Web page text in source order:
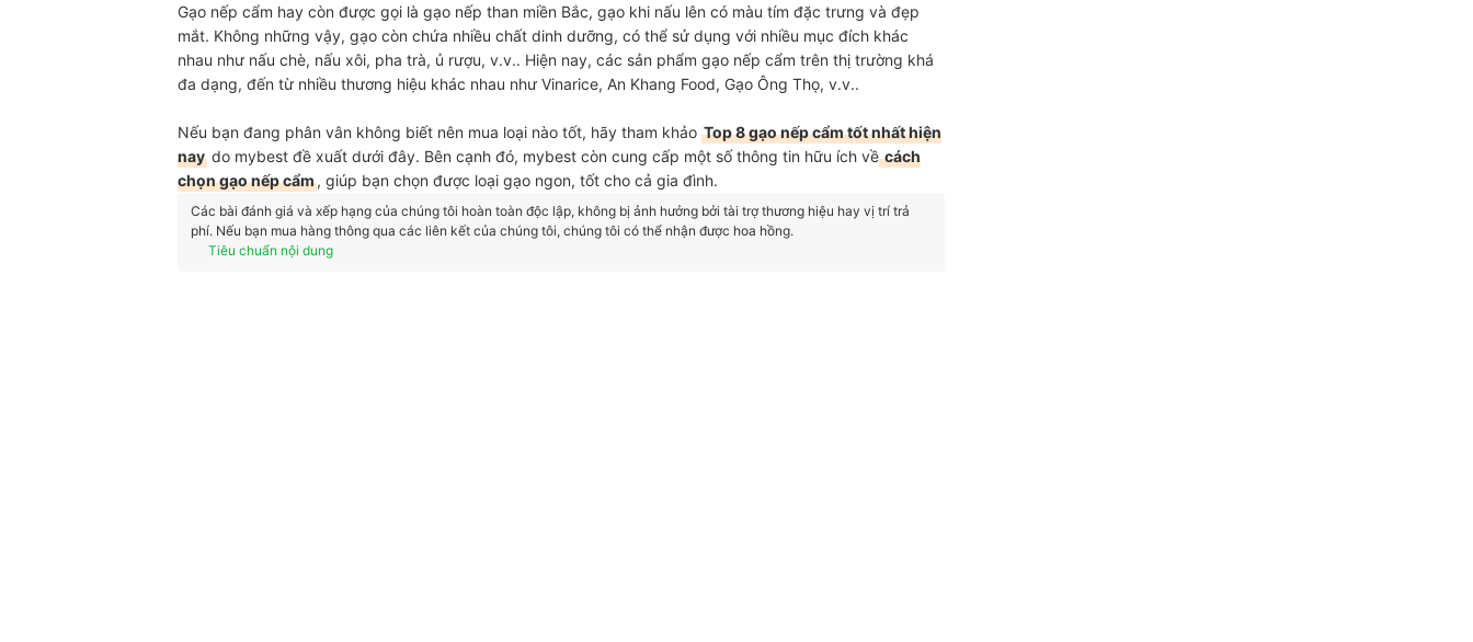
Gạo nếp cẩm hay còn được gọi là gạo nếp than miền Bắc, gạo khi nấu lên có màu tím đặc trưng và đẹp
mắt. Không những vậy, gạo còn chứa nhiều chất dinh dưỡng, có thể sử dụng với nhiều mục đích khác
nhau như nấu chè, nấu xôi, pha trà, ủ rượu, v.v.. Hiện nay, các sản phẩm gạo nếp cẩm trên thị trường khá
đa dạng, đến từ nhiều thương hiệu khác nhau như Vinarice, An Khang Food, Gạo Ông Thọ, v.v..
Nếu bạn đang phân vân không biết nên mua loại nào tốt, hãy tham khảo Top 8 gạo nếp cẩm tốt nhất hiện
nay do mybest đề xuất dưới đây. Bên cạnh đó, mybest còn cung cấp một số thông tin hữu ích vềcách
chọn gạo nếp cẩm, giúp bạn chọn được loại gạo ngon, tốt cho cả gia đình.
Các bài đánh giá và xếp hạng của chúng tôi hoàn toàn độc lập, không bị ảnh hưởng bởi tài trợ thương hiệu hay vị trí trả
phí. Nếu bạn mua hàng thông qua các liên kết của chúng tôi, chúng tôi có thể nhận được hoa hồng.
Tiêu chuẩn nội dung